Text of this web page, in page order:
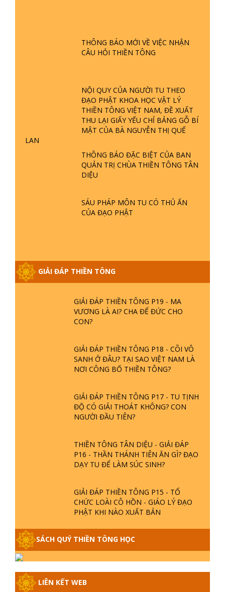
THÔNG BÁO MỚI VỀ VIỆC NHẬN
CÂU HỎI THIỀN TÔNG
NỘI QUY CỦA NGƯỜI TU THEO
ĐẠO PHẬT KHOA HỌC VẬT LÝ
THIỀN TÔNG VIỆT NAM, ĐỀ XUẤT
THU LẠI GIẤY YẾU CHỈ BẢNG GỖ BÍ
MẬT CỦA BÀ NGUYỄN THỊ QUẾ
LAN
THÔNG BÁO ĐẶC BIỆT CỦA BAN
QUẢN TRỊ CHÙA THIỀN TÔNG TÂN
DIỆU
SÁU PHÁP MÔN TU CÓ THỦ ẤN
CỦA ĐẠO PHẬT
GIẢI ĐÁP THIỀN TÔNG
TTTD
GIẢI ĐÁP ĐẶC BIỆT P23 - THIÊN
TĂNG? | TTTD
GIẢI ĐÁP THIỀN TÔNG ĐẶC BIỆT P22
- TẠI SAO TRÁI ĐẤT NHIỀU THIÊN TAI
- LŨ LỤT - HỎA HOẠN | TTTD
GIẢI ĐÁP THIỀN TÔNG ĐẶC BIỆT P21
- TẠI SAO ĐỨC PHẬT BƯỚC ĐI 7
BƯỚC TRÊN HOA SEN ? | TTTD
GIẢI ĐÁP VỀ LỄ TIỄN THIỀN TÔNG SƯ
NGỌC LÂM VỀ PHẬT GIỚI
PHẦN 20 - BÁC NGUYỄN NHÂN LÀ AI?
PHIỀN NÃO DO ĐÂU MÀ CÓ?
GIẢI ĐÁP THIỀN TÔNG P19 - MA
VƯƠNG LÀ AI? CHA ĐỂ ĐỨC CHO
CON?
GIẢI ĐÁP THIỀN TÔNG P18 - CÕI VÔ
SANH Ở ĐÂU? TẠI SAO VIỆT NAM LÀ
NƠI CÔNG BỐ THIỀN TÔNG?
GIẢI ĐÁP THIỀN TÔNG P17 - TU TỊNH
ĐỘ CÓ GIẢI THOÁT KHÔNG? CON
NGƯỜI ĐẦU TIÊN?
THIỀN TÔNG TÂN DIỆU - GIẢI ĐÁP
P16 - THẦN THÁNH TIÊN ĂN GÌ? ĐẠO
DẠY TU ĐỂ LÀM SÚC SINH?
GIẢI ĐÁP THIỀN TÔNG P15 - TỔ
CHỨC LOÀI CÔ HỒN - GIÁO LÝ ĐẠO
PHẬT KHI NÀO XUẤT BẢN
GIẢI ĐÁP THIỀN TÔNG ĐẶC BIỆT -
P14 - NGUỒN GỐC ÂM LỊCH DƯƠNG
GIẢI ĐÁP THIỀN TÔNG ĐẶC BIỆT -
SÁCH QUÝ THIỀN TÔNG HỌC
LIÊN KẾT WEB